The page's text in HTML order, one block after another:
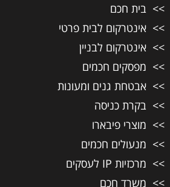
בית חכם
אינטרקום לבית פרטי
אינטרקום לבניין
מפסקים חכמים
אבטחת גנים ומעונות
בקרת כניסה
מוצרי פיבארו
מנעולים חכמים
מרכזיות IP לעסקים
משרד חכם